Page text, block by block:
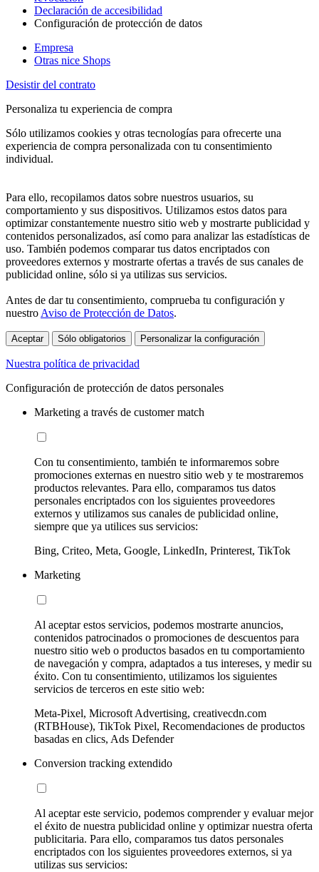
Declaración de accesibilidad
Configuración de protección de datos
Empresa
Otras nice Shops
Desistir del contrato
Personaliza tu experiencia de compra
Sólo utilizamos cookies y otras tecnologías para ofrecerte una
experiencia de compra personalizada con tu consentimiento
individual.
Para ello, recopilamos datos sobre nuestros usuarios, su
comportamiento y sus dispositivos. Utilizamos estos datos para
optimizar constantemente nuestro sitio web y mostrarte publicidad y
contenidos personalizados, así como para analizar las estadísticas de
uso. También podemos comparar tus datos encriptados con
proveedores externos y mostrarte ofertas a través de sus canales de
publicidad online, sólo si ya utilizas sus servicios.
Antes de dar tu consentimiento, comprueba tu configuración y
nuestroAviso de Protección de Datos.
Aceptar Sólo obligatorios Personalizar la configuración
Nuestra política de privacidad
Configuración de protección de datos personales
Marketing a través de customer match
Con tu consentimiento, también te informaremos sobre
promociones externas en nuestro sitio web y te mostraremos
productos relevantes. Para ello, comparamos tus datos
personales encriptados con los siguientes proveedores
externos y utilizamos sus canales de publicidad online,
siempre que ya utilices sus servicios:
Bing, Criteo, Meta, Google, LinkedIn, Printerest, TikTok
Marketing
Al aceptar estos servicios, podemos mostrarte anuncios,
contenidos patrocinados o promociones de descuentos para
nuestro sitio web o productos basados en tu comportamiento
de navegación y compra, adaptados a tus intereses, y medir su
éxito. Con tu consentimiento, utilizamos los siguientes
servicios de terceros en este sitio web:
Meta-Pixel, Microsoft Advertising, creativecdn.com
(RTBHouse), TikTok Pixel, Recomendaciones de productos
basadas en clics, Ads Defender
Conversion tracking extendido
Al aceptar este servicio, podemos comprender y evaluar mejor
el éxito de nuestra publicidad online y optimizar nuestra oferta
publicitaria. Para ello, comparamos tus datos personales
encriptados con los siguientes proveedores externos, si ya
utilizas sus servicios: